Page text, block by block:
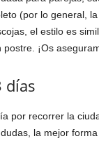
(por lo general,
el estilo es
¡Os
días
por recorrer la
la mejor